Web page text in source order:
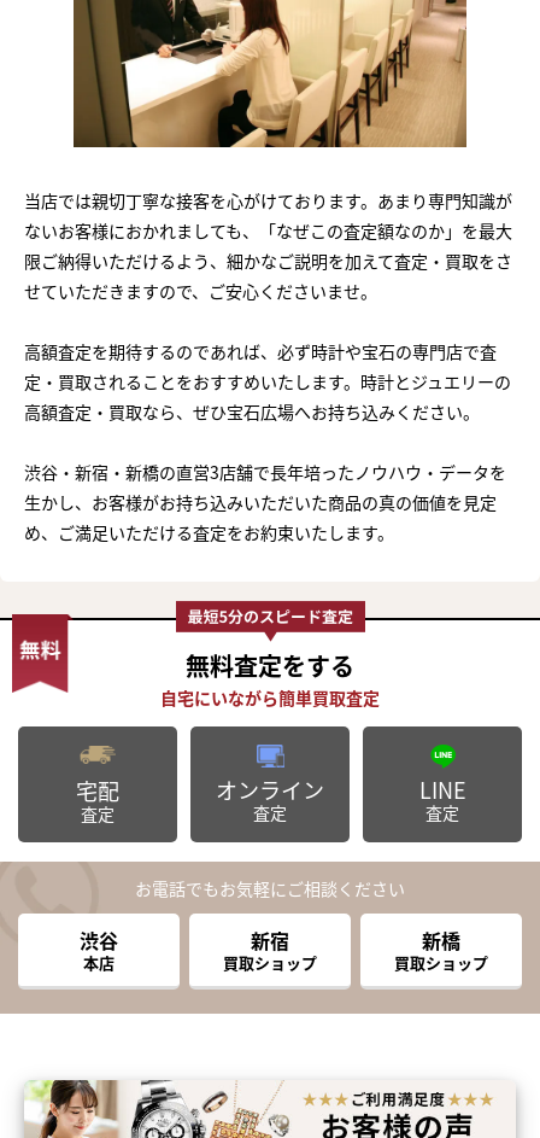
当店では親切丁寧な接客を心がけております。あまり専門知識が
ないお客様におかれましても、「なぜこの査定額なのか」を最大
限ご納得いただけるよう、細かなご説明を加えて査定・買取をさ
せていただきますので、ご安心くださいませ。
高額査定を期待するのであれば、必ず時計や宝石の専門店で査
定・買取されることをおすすめいたします。時計とジュエリーの
高額査定・買取なら、ぜひ宝石広場へお持ち込みください。
渋谷・新宿・新橋の直営3店舗で長年培ったノウハウ・データを
生かし、お客様がお持ち込みいただいた商品の真の価値を見定
め、ご満足いただける査定をお約束いたします。
無料査定をする
宅配
査定
オンライン
査定
LINE
査定
お電話でもお気軽にご相談ください
渋谷
本店
新宿
買取ショップ
新橋
買取ショップ